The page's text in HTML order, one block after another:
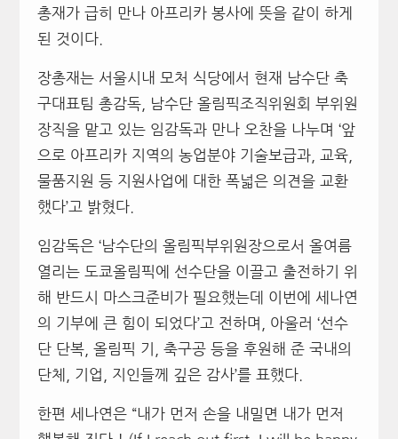
총재가 급히 만나 아프리카 봉사에 뜻을 같이 하게
된 것이다.
장총재는 서울시내 모처 식당에서 현재 남수단 축
구대표팀 총감독, 남수단 올림픽조직위원회 부위원
장직을 맡고 있는 임감독과 만나 오찬을 나누며 ‘앞
으로 아프리카 지역의 농업분야 기술보급과, 교육,
물품지원 등 지원사업에 대한 폭넓은 의견을 교환
했다’고 밝혔다.
임감독은 ‘남수단의 올림픽부위원장으로서 올여름
열리는 도쿄올림픽에 선수단을 이끌고 출전하기 위
해 반드시 마스크준비가 필요했는데 이번에 세나연
의 기부에 큰 힘이 되었다’고 전하며, 아울러 ‘선수
단 단복, 올림픽 기, 축구공 등을 후원해 준 국내의
단체, 기업, 지인들께 깊은 감사’를 표했다.
한편 세나연은 “내가 먼저 손을 내밀면 내가 먼저